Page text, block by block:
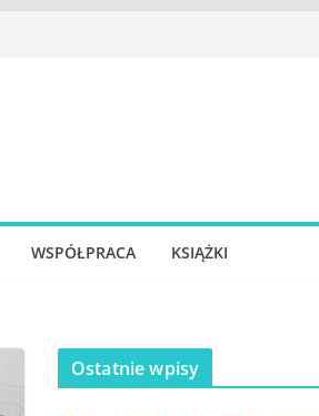
WSPÓŁPRACA KSIĄŻKI
Ostatnie wpisy